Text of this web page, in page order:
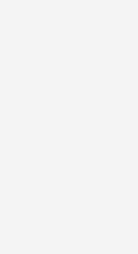
nach dem Qualitätssiegel
zu Wohnungs­lüftungen